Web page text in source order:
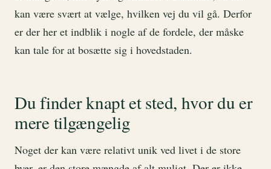
kan være svært at vælge, hvilken vej du vil gå. Derfor
er der her et indblik i nogle af de fordele, der måske
kan tale for at bosætte sig i hovedstaden.
Du finder knapt et sted, hvor du er
mere tilgængelig
Noget der kan være relativt unik ved livet i de store